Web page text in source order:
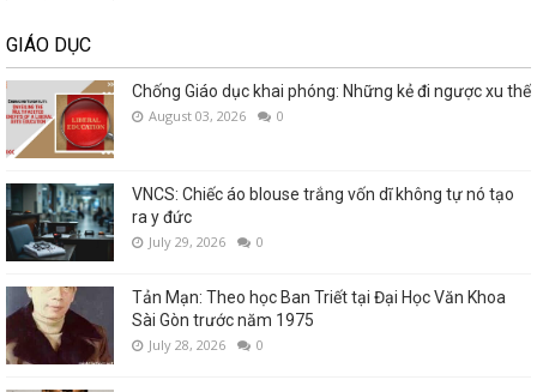
GIÁO DỤC
Chống Giáo dục khai phóng: Những kẻ đi ngược xu thế
August 03, 2026 0
VNCS: Chiếc áo blouse trắng vốn dĩ không tự nó tạo
ra y đức
July 29, 2026 0
Tản Mạn: Theo học Ban Triết tại Đại Học Văn Khoa
Sài Gòn trước năm 1975
July 28, 2026 0